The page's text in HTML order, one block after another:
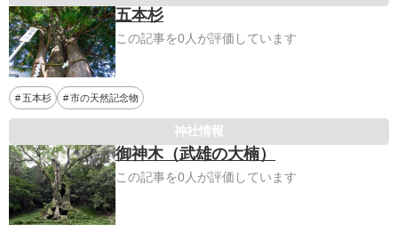
五本杉
この記事を0人が評価しています
五本杉 市の天然記念物
神社情報
御神木（武雄の大楠）
この記事を0人が評価しています